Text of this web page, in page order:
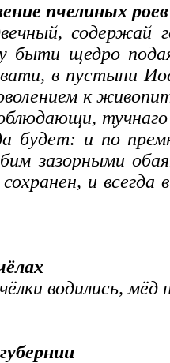
пчелиных роев
быти щедро
в пустыни
к
тучнаго
будет: и по
зазорными
сохранен, и
водились, мёд